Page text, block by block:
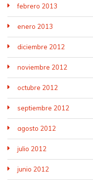
febrero 2013
enero 2013
diciembre 2012
noviembre 2012
octubre 2012
septiembre 2012
agosto 2012
julio 2012
junio 2012